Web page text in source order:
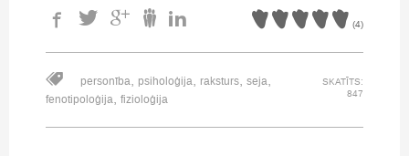
(4)
personība, psiholoģija, raksturs, seja,
fenotipoloģija, fizioloģija
SKATĪTS:
847